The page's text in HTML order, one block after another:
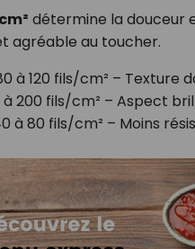
détermine la douceur
agréable au toucher.
à 120 fils/cm² – Texture
à 200 fils/cm² – Aspect
à 80 fils/cm² – Moins